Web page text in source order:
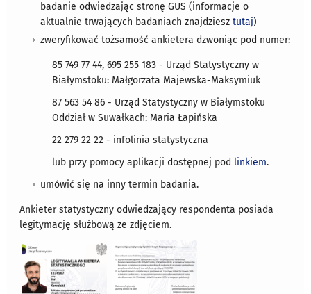
badanie odwiedzając stronę GUS (informacje o
aktualnie trwających badaniach znajdziesztutaj)
zweryfikować tożsamość ankietera dzwoniąc pod numer:
85 749 77 44, 695 255 183 - Urząd Statystyczny w
Białymstoku: Małgorzata Majewska-Maksymiuk
87 563 54 86 - Urząd Statystyczny w Białymstoku
Oddział w Suwałkach: Maria Łapińska
22 279 22 22 - infolinia statystyczna
lub przy pomocy aplikacji dostępnej pod linkiem.
umówić się na inny termin badania.
Ankieter statystyczny odwiedzający respondenta posiada
legitymację służbową ze zdjęciem.